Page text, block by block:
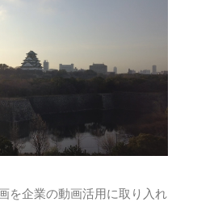
を企業の動画活用に取り入れ